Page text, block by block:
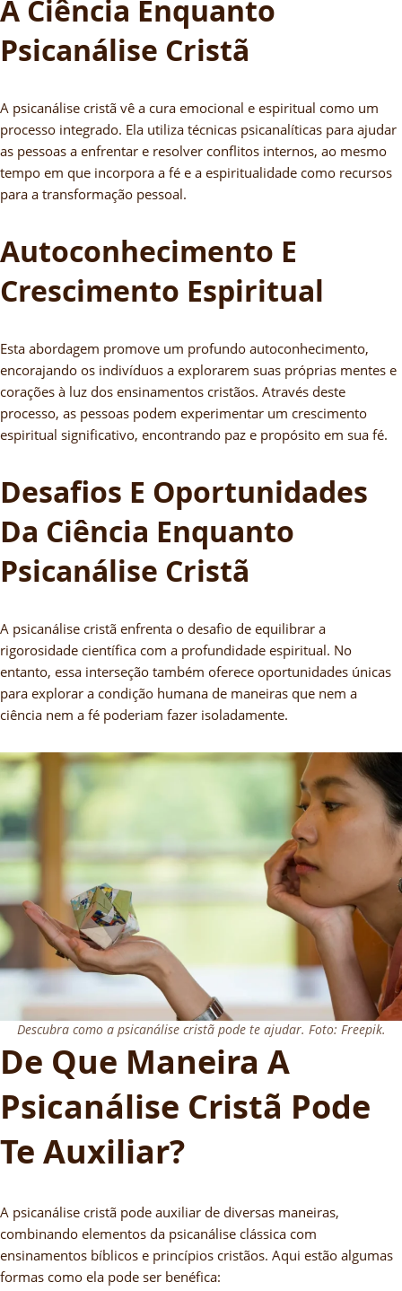
A Ciência Enquanto
Psicanálise Cristã
A psicanálise cristã vê a cura emocional e espiritual como um
processo integrado. Ela utiliza técnicas psicanalíticas para ajudar
as pessoas a enfrentar e resolver conflitos internos, ao mesmo
tempo em que incorpora a fé e a espiritualidade como recursos
para a transformação pessoal.
Autoconhecimento E
Crescimento Espiritual
Esta abordagem promove um profundo autoconhecimento,
encorajando os indivíduos a explorarem suas próprias mentes e
corações à luz dos ensinamentos cristãos. Através deste
processo, as pessoas podem experimentar um crescimento
espiritual significativo, encontrando paz e propósito em sua fé.
Desafios E Oportunidades
Da Ciência Enquanto
Psicanálise Cristã
A psicanálise cristã enfrenta o desafio de equilibrar a
rigorosidade científica com a profundidade espiritual. No
entanto, essa interseção também oferece oportunidades únicas
para explorar a condição humana de maneiras que nem a
ciência nem a fé poderiam fazer isoladamente.
Descubra como a psicanálise cristã pode te ajudar. Foto: Freepik.
De Que Maneira A
Psicanálise Cristã Pode
Te Auxiliar?
A psicanálise cristã pode auxiliar de diversas maneiras,
combinando elementos da psicanálise clássica com
ensinamentos bíblicos e princípios cristãos. Aqui estão algumas
formas como ela pode ser benéfica: